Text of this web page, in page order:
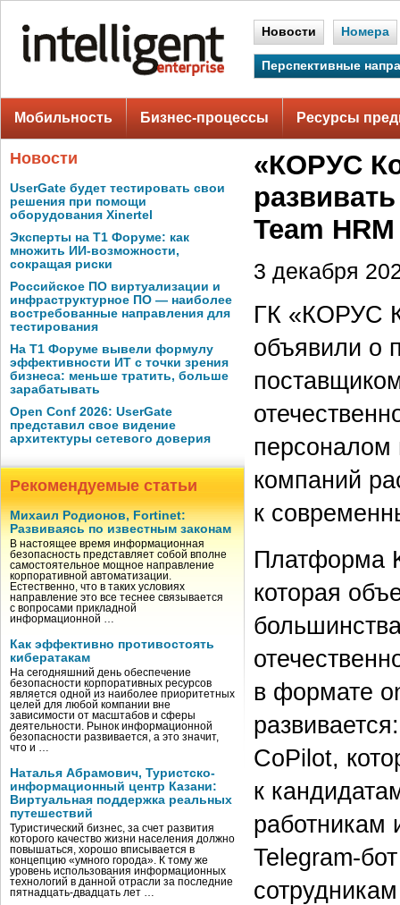
Новости Номера
Перспективные
Мобильность Бизнес-процессы Ресурсы
Новости
UserGate будет тестировать свои
решения при помощи
оборудования Xinertel
Эксперты на Т1 Форуме: как
множить ИИ-возможности,
сокращая риски
Российское ПО виртуализации и
инфраструктурное ПО — наиболее
востребованные направления для
тестирования
На Т1 Форуме вывели формулу
эффективности ИТ с точки зрения
бизнеса: меньше тратить, больше
зарабатывать
Open Conf 2026: UserGate
представил свое видение
архитектуры сетевого доверия
Рекомендуемые статьи
Михаил Родионов, Fortinet:
Развиваясь по известным законам
В настоящее время информационная
безопасность представляет собой вполне
самостоятельное мощное направление
корпоративной автоматизации.
Естественно, что в таких условиях
направление это все теснее связывается
с вопросами прикладной
информационной …
Как эффективно противостоять
кибератакам
На сегодняшний день обеспечение
безопасности корпоративных ресурсов
является одной из наиболее приоритетных
целей для любой компании вне
зависимости от масштабов и сферы
деятельности. Рынок информационной
безопасности развивается, а это значит,
что и …
Наталья Абрамович, Туристско-
информационный центр Казани:
Виртуальная поддержка реальных
путешествий
Туристический бизнес, за счет развития
которого качество жизни населения должно
повышаться, хорошо вписывается в
концепцию «умного города». К тому же
уровень использования информационных
технологий в данной отрасли за последние
пятнадцать-двадцать лет …
«КОРУС
Team HRM
3 декабря
ГК «КОРУС
объявили о
персоналом
компаний
к
Платформа
которая
в формате
CoPilot,
к
работникам
Telegram-